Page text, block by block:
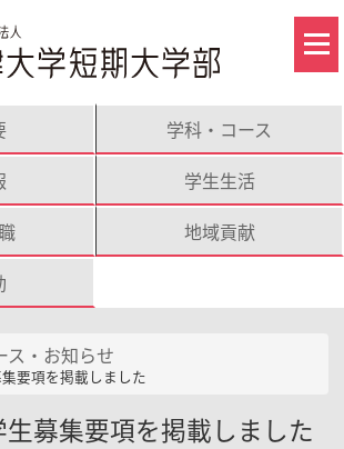
学科・コース
学生生活
地域貢献
ス・お知らせ
要項を掲載しました
募集要項を掲載しました